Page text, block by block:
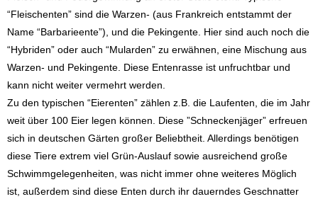
“Fleischenten” sind die Warzen- (aus Frankreich entstammt der
Name “Barbarieente”), und die Pekingente. Hier sind auch noch die
“Hybriden” oder auch “Mularden” zu erwähnen, eine Mischung aus
Warzen- und Pekingente. Diese Entenrasse ist unfruchtbar und
kann nicht weiter vermehrt werden.
Zu den typischen “Eierenten” zählen z.B. die Laufenten, die im Jahr
weit über 100 Eier legen können. Diese ”Schneckenjäger” erfreuen
sich in deutschen Gärten großer Beliebtheit. Allerdings benötigen
diese Tiere extrem viel Grün-Auslauf sowie ausreichend große
Schwimmgelegenheiten, was nicht immer ohne weiteres Möglich
ist, außerdem sind diese Enten durch ihr dauerndes Geschnatter